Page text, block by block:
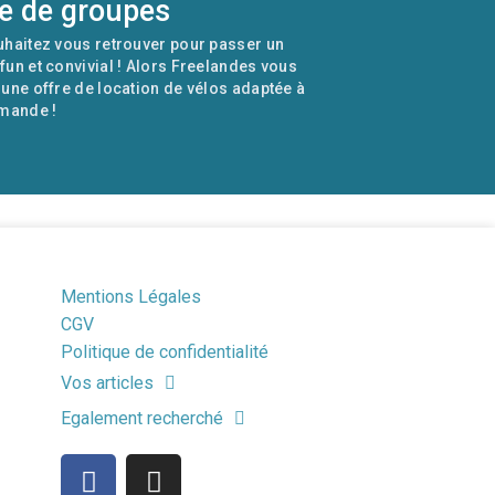
de groupes
vous retrouver pour passer un
et convivial ! Alors Freelandes vous
offre de location de vélos adaptée à
!
Mentions Légales
CGV
Politique de confidentialité
Vos articles
Egalement recherché